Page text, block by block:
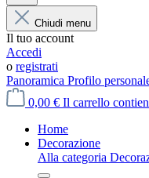
Chiudi menu
Il tuo account
Accedi
o registrati
Panoramica Profilo
0,00 € Il carrello
Home
Decorazione
Alla categoria